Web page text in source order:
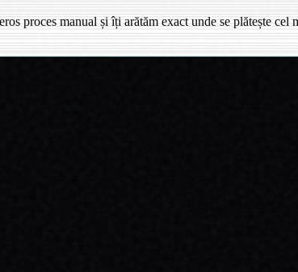
proces manual și îți arătăm exact unde se plătește cel